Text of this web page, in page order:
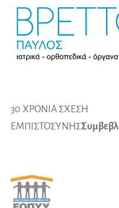
30 ΧΡΟΝΙΑ ΣΧΕΣΗ
ΕΜΠΙΣΤΟΣΥΝΗΣ